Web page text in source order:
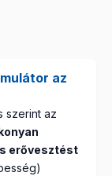
az
szerint az
erővesztést